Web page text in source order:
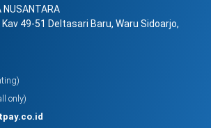
NUSANTARA
49-51 Deltasari Baru, Waru Sidoarjo,
only)